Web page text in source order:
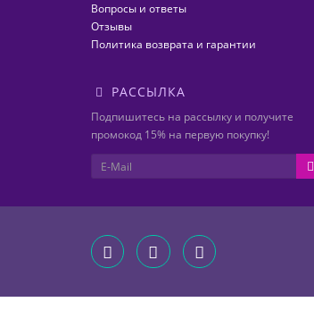
Вопросы и ответы
Отзывы
Политика возврата и гарантии
РАССЫЛКА
Подпишитесь на рассылку и получите
промокод 15% на первую покупку!